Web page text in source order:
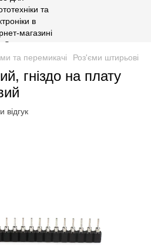
та перемикачі Роз'єми штирьові
гніздо на плату
відгук